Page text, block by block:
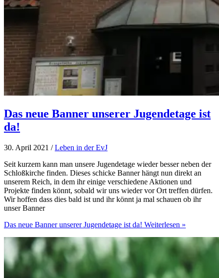
Das neue Banner unserer Jugendetage ist
da!
30. April 2021 /Leben in der EvJ
Seit kurzem kann man unsere Jugendetage wieder besser neben der
Schloßkirche finden. Dieses schicke Banner hängt nun direkt an
unserem Reich, in dem ihr einige verschiedene Aktionen und
Projekte finden könnt, sobald wir uns wieder vor Ort treffen dürfen.
Wir hoffen dass dies bald ist und ihr könnt ja mal schauen ob ihr
unser Banner
Das neue Banner unserer Jugendetage ist da! Weiterlesen »